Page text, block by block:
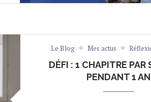
Le Blog Mes actus
DÉFI : 1 CHAPITRE PAR
PENDANT 1 AN